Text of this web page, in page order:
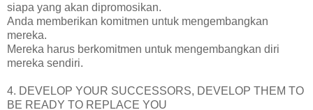
siapa yang akan dipromosikan.
Anda memberikan komitmen untuk mengembangkan
mereka.
Mereka harus berkomitmen untuk mengembangkan diri
mereka sendiri.
4. DEVELOP YOUR SUCCESSORS, DEVELOP THEM TO
BE READY TO REPLACE YOU